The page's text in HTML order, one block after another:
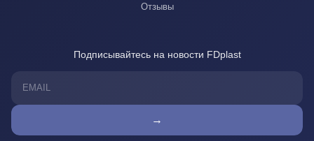
Отзывы
Подписывайтесь на новости FDplast
→